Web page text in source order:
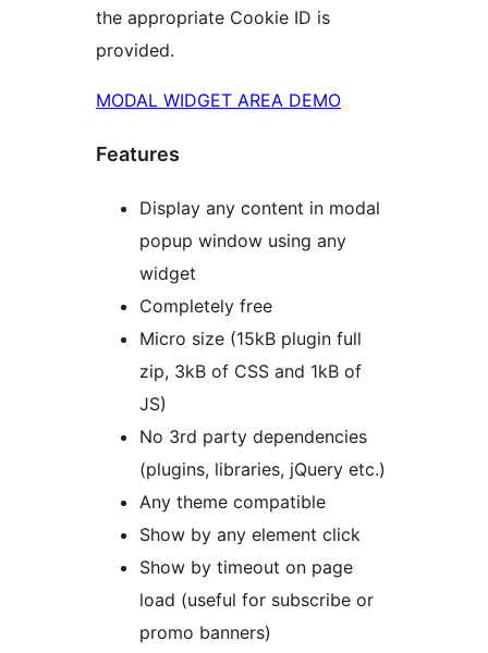
the appropriate Cookie ID is
provided.
MODAL WIDGET AREA DEMO
Features
Display any content in modal
popup window using any
widget
Completely free
Micro size (15kB plugin full
zip, 3kB of CSS and 1kB of
JS)
No 3rd party dependencies
(plugins, libraries, jQuery etc.)
Any theme compatible
Show by any element click
Show by timeout on page
load (useful for subscribe or
promo banners)